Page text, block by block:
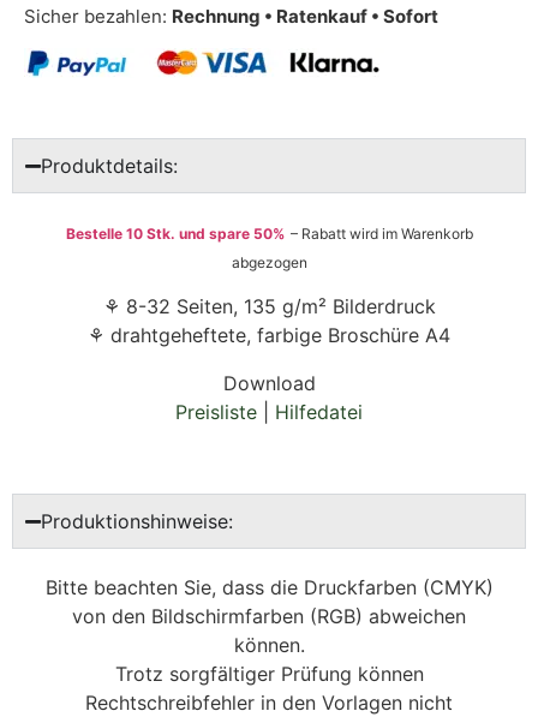
Sicher bezahlen: Rechnung • Ratenkauf • Sofort
Produktdetails:
Bestelle 10 Stk. und spare 50% – Rabatt wird im Warenkorb
abgezogen
⚘ 8-32 Seiten, 135 g/m² Bilderdruck
⚘ drahtgeheftete, farbige Broschüre A4
Download
Preisliste
Hilfedatei
Produktionshinweise:
Bitte beachten Sie, dass die Druckfarben (CMYK)
von den Bildschirmfarben (RGB) abweichen
können.
Trotz sorgfältiger Prüfung können
Rechtschreibfehler in den Vorlagen nicht